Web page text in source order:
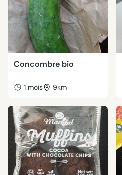
Concombre bio
1 mois 9km